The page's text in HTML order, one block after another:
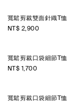
寬鬆剪裁雙面針織T恤
NT$ 2,900
寬鬆剪裁口袋細節T恤
NT$ 1,700
寬鬆剪裁口袋細節T恤